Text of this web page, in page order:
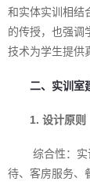
和实体实训相结
的传授，也强调
技术为学生提供
二、实训室
1. 设计原则
综合性：
待、客房服务、